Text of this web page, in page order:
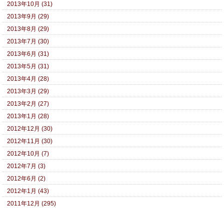
2013年10月 (31)
2013年9月 (29)
2013年8月 (29)
2013年7月 (30)
2013年6月 (31)
2013年5月 (31)
2013年4月 (28)
2013年3月 (29)
2013年2月 (27)
2013年1月 (28)
2012年12月 (30)
2012年11月 (30)
2012年10月 (7)
2012年7月 (3)
2012年6月 (2)
2012年1月 (43)
2011年12月 (295)